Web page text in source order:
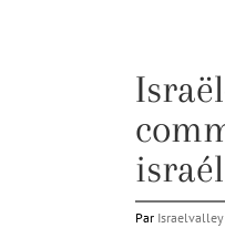
Par